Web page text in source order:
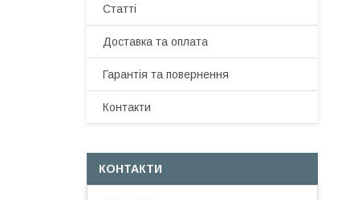
Статті
Доставка та оплата
Гарантія та повернення
Контакти
КОНТАКТИ